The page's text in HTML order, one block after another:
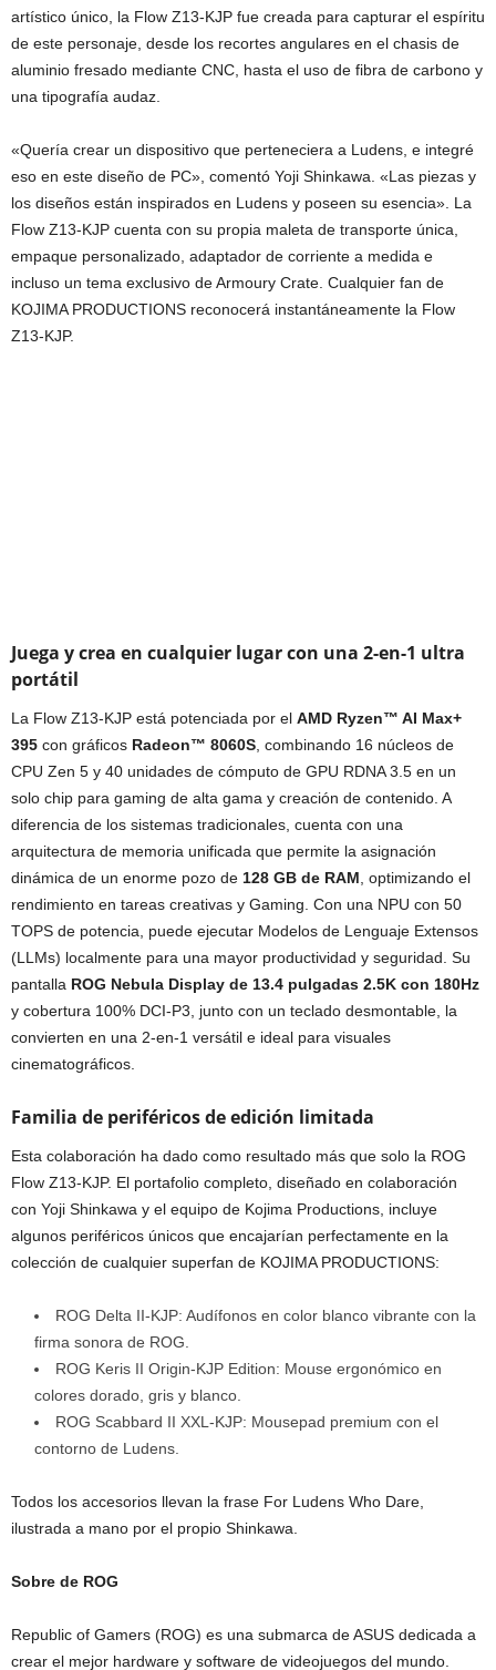
artístico único, la Flow Z13-KJP fue creada para capturar el espíritu
de este personaje, desde los recortes angulares en el chasis de
aluminio fresado mediante CNC, hasta el uso de fibra de carbono y
una tipografía audaz.
«Quería crear un dispositivo que perteneciera a Ludens, e integré
eso en este diseño de PC», comentó Yoji Shinkawa. «Las piezas y
los diseños están inspirados en Ludens y poseen su esencia». La
Flow Z13-KJP cuenta con su propia maleta de transporte única,
empaque personalizado, adaptador de corriente a medida e
incluso un tema exclusivo de Armoury Crate. Cualquier fan de
KOJIMA PRODUCTIONS reconocerá instantáneamente la Flow
Z13-KJP.
Juega y crea en cualquier lugar con una 2-en-1 ultra
portátil
La Flow Z13-KJP está potenciada por el AMD Ryzen™ AI Max+
395 con gráficos Radeon™ 8060S , combinando 16 núcleos de
CPU Zen 5 y 40 unidades de cómputo de GPU RDNA 3.5 en un
solo chip para gaming de alta gama y creación de contenido. A
diferencia de los sistemas tradicionales, cuenta con una
arquitectura de memoria unificada que permite la asignación
dinámica de un enorme pozo de 128 GB de RAM , optimizando el
rendimiento en tareas creativas y Gaming. Con una NPU con 50
TOPS de potencia, puede ejecutar Modelos de Lenguaje Extensos
(LLMs) localmente para una mayor productividad y seguridad. Su
pantalla ROG Nebula Display de 13.4 pulgadas 2.5K con 180Hz
y cobertura 100% DCI-P3, junto con un teclado desmontable, la
convierten en una 2-en-1 versátil e ideal para visuales
cinematográficos.
Familia de periféricos de edición limitada
Esta colaboración ha dado como resultado más que solo la ROG
Flow Z13-KJP. El portafolio completo, diseñado en colaboración
con Yoji Shinkawa y el equipo de Kojima Productions, incluye
algunos periféricos únicos que encajarían perfectamente en la
colección de cualquier superfan de KOJIMA PRODUCTIONS:
ROG Delta II-KJP: Audífonos en color blanco vibrante con la
firma sonora de ROG.
ROG Keris II Origin-KJP Edition: Mouse ergonómico en
colores dorado, gris y blanco.
ROG Scabbard II XXL-KJP: Mousepad premium con el
contorno de Ludens.
Todos los accesorios llevan la frase For Ludens Who Dare,
ilustrada a mano por el propio Shinkawa.
Sobre de ROG
Republic of Gamers (ROG) es una submarca de ASUS dedicada a
crear el mejor hardware y software de videojuegos del mundo.